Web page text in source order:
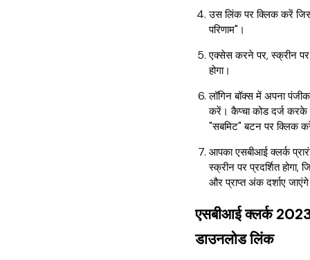
उस लिंक पर क्लिक करें जिस
परिणाम"।
एक्सेस करने पर, स्क्रीन पर
होगा।
लॉगिन बॉक्स में अपना
करें। कैप्चा कोड दर्ज करके
"सबमिट" बटन पर क्लिक
आपका एसबीआई क्लर्क
स्क्रीन पर प्रदर्शित होगा,
और प्राप्त अंक दर्शाए
एसबीआई क्लर्क 2023
डाउनलोड लिंक